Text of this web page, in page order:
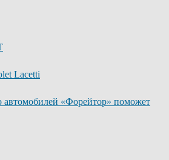
Lacetti
автомобилей «Форейтор» поможет